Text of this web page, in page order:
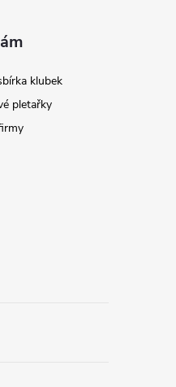
klubek
pletařky